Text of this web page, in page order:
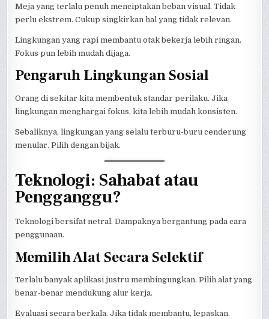
Meja yang terlalu penuh menciptakan beban visual. Tidak
perlu ekstrem. Cukup singkirkan hal yang tidak relevan.
Lingkungan yang rapi membantu otak bekerja lebih ringan.
Fokus pun lebih mudah dijaga.
Pengaruh Lingkungan Sosial
Orang di sekitar kita membentuk standar perilaku. Jika
lingkungan menghargai fokus, kita lebih mudah konsisten.
Sebaliknya, lingkungan yang selalu terburu-buru cenderung
menular. Pilih dengan bijak.
Teknologi: Sahabat atau
Pengganggu?
Teknologi bersifat netral. Dampaknya bergantung pada cara
penggunaan.
Memilih Alat Secara Selektif
Terlalu banyak aplikasi justru membingungkan. Pilih alat yang
benar-benar mendukung alur kerja.
Evaluasi secara berkala. Jika tidak membantu, lepaskan.